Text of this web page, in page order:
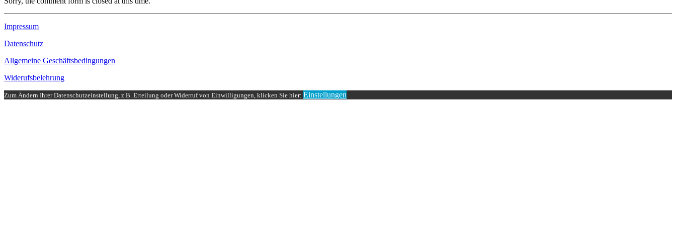
Impressum
Datenschutz
Allgemeine Geschäftsbedingungen
Widerufsbelehrung
Zum Ändern Ihrer Datenschutzeinstellung, z.B. Erteilung oder Widerruf von Einwilligungen, klicken Sie hier: Einstellungen